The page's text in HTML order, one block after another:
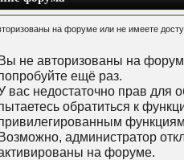
на форуме или не имеете
не авторизованы на
ещё раз.
вас недостаточно прав для
обратиться к
администратор
на форуме.